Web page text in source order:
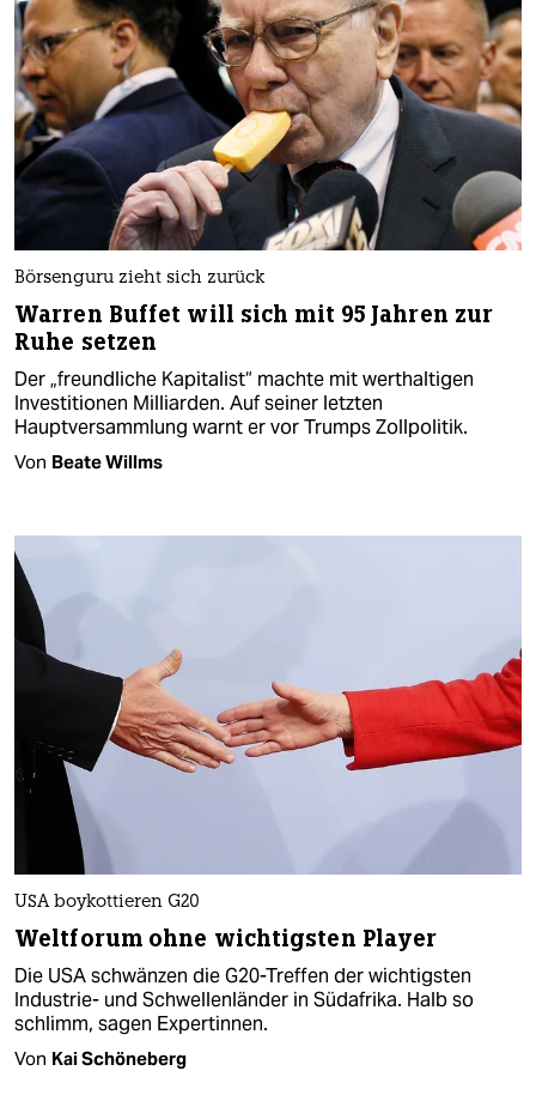
Börsenguru zieht sich zurück
Warren Buffet will sich mit 95 Jahren zur
Ruhe setzen
Der „freundliche Kapitalist“ machte mit werthaltigen
Investitionen Milliarden. Auf seiner letzten
Hauptversammlung warnt er vor Trumps Zollpolitik.
Von Beate Willms
USA boykottieren G20
Weltforum ohne wichtigsten Player
Die USA schwänzen die G20-Treffen der wichtigsten
Industrie- und Schwellenländer in Südafrika. Halb so
schlimm, sagen Expertinnen.
Von Kai Schöneberg